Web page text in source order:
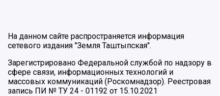
На данном сайте распространяется информация
сетевого издания "Земля Таштыпская".
Зарегистрировано Федеральной службой по надзору в
сфере связи, информационных технологий и
массовых коммуникаций (Роскомнадзор). Реестровая
запись ПИ № ТУ 24 - 01192 от 15.10.2021